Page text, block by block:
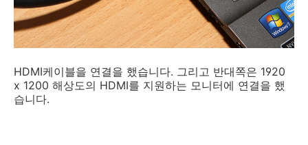
HDMI케이블을 연결을 했습니다. 그리고 반대쪽은 1920
x 1200 해상도의 HDMI를 지원하는 모니터에 연결을 했
습니다.